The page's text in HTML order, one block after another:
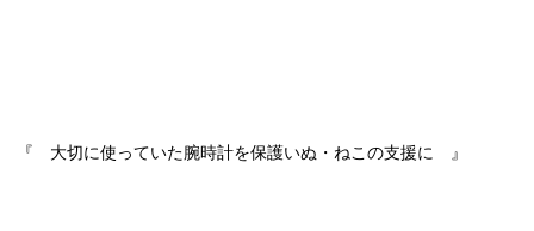
『 大切に使っていた腕時計を保護いぬ・ねこの支援に 』